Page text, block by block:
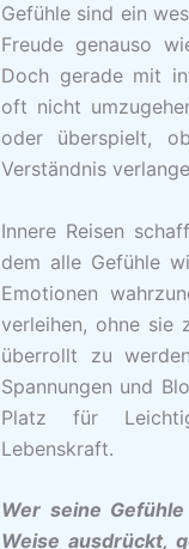
Gefühle sind ein
Freude genauso
Doch gerade mit
oft nicht
oder überspielt,
Verständnis
Innere Reisen
dem alle Gefühle
Emotionen
verleihen, ohne sie
überrollt zu
Spannungen und
Platz für
Lebenskraft.
Wer seine
Weise ausdrückt,